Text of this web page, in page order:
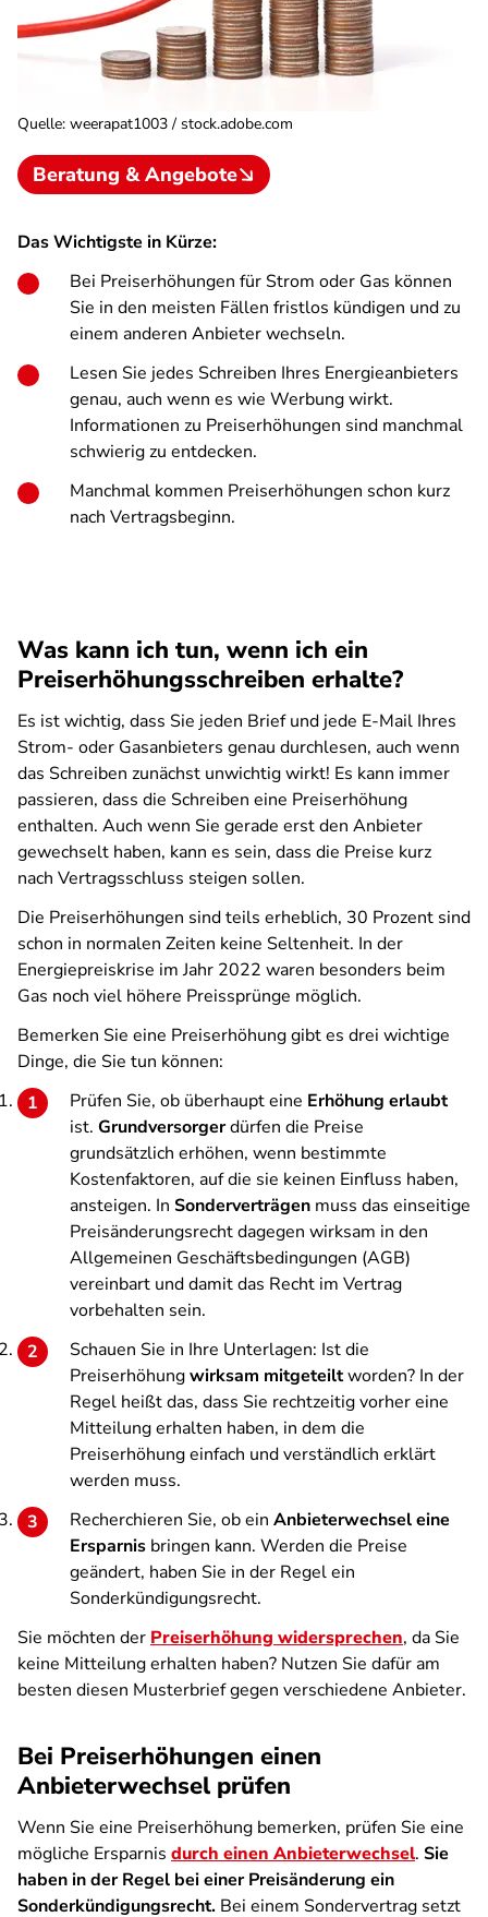
Quelle: weerapat1003 / stock.adobe.com
Beratung & Angebote
Das Wichtigste in Kürze:
Bei Preiserhöhungen für Strom oder Gas können
Sie in den meisten Fällen fristlos kündigen und zu
einem anderen Anbieter wechseln.
Lesen Sie jedes Schreiben Ihres Energieanbieters
genau, auch wenn es wie Werbung wirkt.
Informationen zu Preiserhöhungen sind manchmal
schwierig zu entdecken.
Manchmal kommen Preiserhöhungen schon kurz
nach Vertragsbeginn.
Was kann ich tun, wenn ich ein
Preiserhöhungsschreiben erhalte?
Es ist wichtig, dass Sie jeden Brief und jede E-Mail Ihres
Strom- oder Gasanbieters genau durchlesen, auch wenn
das Schreiben zunächst unwichtig wirkt! Es kann immer
passieren, dass die Schreiben eine Preiserhöhung
enthalten. Auch wenn Sie gerade erst den Anbieter
gewechselt haben, kann es sein, dass die Preise kurz
nach Vertragsschluss steigen sollen.
Die Preiserhöhungen sind teils erheblich, 30 Prozent sind
schon in normalen Zeiten keine Seltenheit. In der
Energiepreiskrise im Jahr 2022 waren besonders beim
Gas noch viel höhere Preissprünge möglich.
Bemerken Sie eine Preiserhöhung gibt es drei wichtige
Dinge, die Sie tun können:
Prüfen Sie, ob überhaupt eine Erhöhung erlaubt
ist. Grundversorgerdürfen die Preise
grundsätzlich erhöhen, wenn bestimmte
Kostenfaktoren, auf die sie keinen Einfluss haben,
ansteigen. In Sonderverträgen muss das einseitige
Preisänderungsrecht dagegen wirksam in den
Allgemeinen Geschäftsbedingungen (AGB)
vereinbart und damit das Recht im Vertrag
vorbehalten sein.
Schauen Sie in Ihre Unterlagen: Ist die
Preiserhöhungwirksam mitgeteiltworden? In der
Regel heißt das, dass Sie rechtzeitig vorher eine
Mitteilung erhalten haben, in dem die
Preiserhöhung einfach und verständlich erklärt
werden muss.
Recherchieren Sie, ob ein Anbieterwechsel eine
Ersparnis bringen kann. Werden die Preise
geändert, haben Sie in der Regel ein
Sonderkündigungsrecht.
Sie möchten der Preiserhöhung widersprechen, da Sie
keine Mitteilung erhalten haben? Nutzen Sie dafür am
besten diesen Musterbrief gegen verschiedene Anbieter.
Bei Preiserhöhungen einen
Anbieterwechsel prüfen
Wenn Sie eine Preiserhöhung bemerken, prüfen Sie eine
mögliche Ersparnis durch einen Anbieterwechsel. Sie
haben in der Regel bei einer Preisänderung ein
Sonderkündigungsrecht. Bei einem Sondervertrag setzt